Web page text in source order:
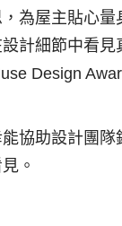
為屋主貼心量
計細節中看
Design
協助設計團
。